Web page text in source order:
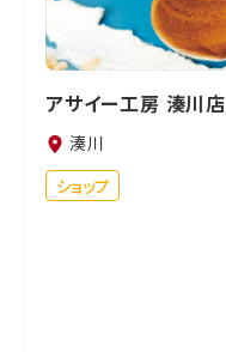
アサイー工房 湊川店
湊川
ショップ